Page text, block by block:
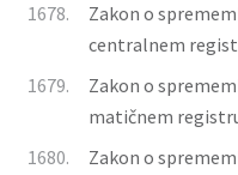
1678.
Zakon o
centralnem
1679.
Zakon o
matičnem
1680.
Zakon o